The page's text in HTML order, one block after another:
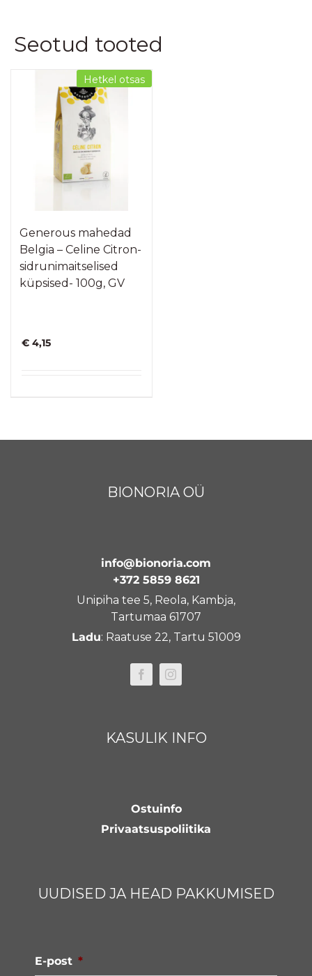
Seotud tooted
Hetkel otsas
Generous mahedad
Belgia – Celine Citron-
sidrunimaitselised
küpsised- 100g, GV
€ 4,15
BIONORIA OÜ
info@bionoria.com
+372 5859 8621
Unipiha tee 5, Reola, Kambja,
Tartumaa 61707
Ladu: Raatuse 22, Tartu 51009
KASULIK INFO
Ostuinfo
Privaatsuspoliitika
UUDISED JA HEAD PAKKUMISED
E-post *